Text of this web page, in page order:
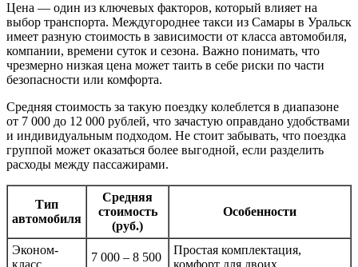
Цена — один из ключевых факторов, который влияет на
выбор транспорта. Междугороднее такси из Самары в Уральск
имеет разную стоимость в зависимости от класса автомобиля,
компании, времени суток и сезона. Важно понимать, что
чрезмерно низкая цена может таить в себе риски по части
безопасности или комфорта.
Средняя стоимость за такую поездку колеблется в диапазоне
от 7 000 до 12 000 рублей, что зачастую оправдано удобствами
и индивидуальным подходом. Не стоит забывать, что поездка
группой может оказаться более выгодной, если разделить
расходы между пассажирами.
Тип
автомобиля
Средняя
стоимость
(руб.)
Особенности
Эконом-
7 000 – 8 500
Простая комплектация,